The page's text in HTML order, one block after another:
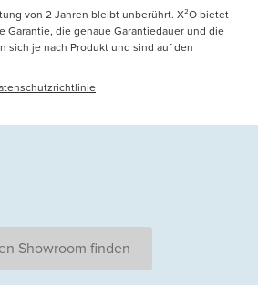
von 2 Jahren bleibt unberührt. X²O bietet
Garantie, die genaue Garantiedauer und die
sich je nach Produkt und sind auf den
Showroom finden